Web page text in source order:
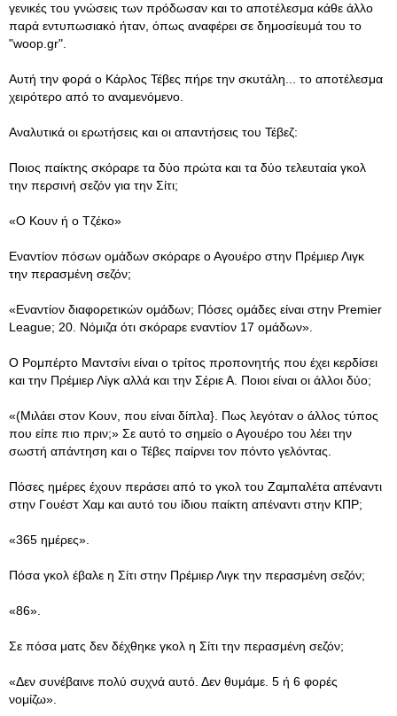
γενικές του γνώσεις των πρόδωσαν και το αποτέλεσμα κάθε άλλο
παρά εντυπωσιακό ήταν, όπως αναφέρει σε δημοσίευμά του το
"woop.gr".
Αυτή την φορά ο Κάρλος Τέβες πήρε την σκυτάλη... το αποτέλεσμα
χειρότερο από το αναμενόμενο.
Αναλυτικά οι ερωτήσεις και οι απαντήσεις του Τέβεζ:
Ποιος παίκτης σκόραρε τα δύο πρώτα και τα δύο τελευταία γκολ
την περσινή σεζόν για την Σίτι;
«Ο Κουν ή ο Τζέκο»
Εναντίον πόσων ομάδων σκόραρε ο Αγουέρο στην Πρέμιερ Λιγκ
την περασμένη σεζόν;
«Εναντίον διαφορετικών ομάδων; Πόσες ομάδες είναι στην Premier
League; 20. Νόμιζα ότι σκόραρε εναντίον 17 ομάδων».
Ο Ρομπέρτο Μαντσίνι είναι ο τρίτος προπονητής που έχει κερδίσει
και την Πρέμιερ Λίγκ αλλά και την Σέριε Α. Ποιοι είναι οι άλλοι δύο;
«(Μιλάει στον Κουν, που είναι δίπλα}. Πως λεγόταν ο άλλος τύπος
που είπε πιο πριν;» Σε αυτό το σημείο ο Αγουέρο του λέει την
σωστή απάντηση και ο Τέβες παίρνει τον πόντο γελόντας.
Πόσες ημέρες έχουν περάσει από το γκολ του Ζαμπαλέτα απέναντι
στην Γουέστ Χαμ και αυτό του ίδιου παίκτη απέναντι στην ΚΠΡ;
«365 ημέρες».
Πόσα γκολ έβαλε η Σίτι στην Πρέμιερ Λιγκ την περασμένη σεζόν;
«86».
Σε πόσα ματς δεν δέχθηκε γκολ η Σίτι την περασμένη σεζόν;
«Δεν συνέβαινε πολύ συχνά αυτό. Δεν θυμάμε. 5 ή 6 φορές
νομίζω».